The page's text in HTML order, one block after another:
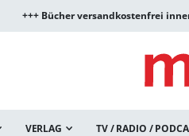
+++ Bücher versandkostenfrei
VERLAG TV / RADIO /